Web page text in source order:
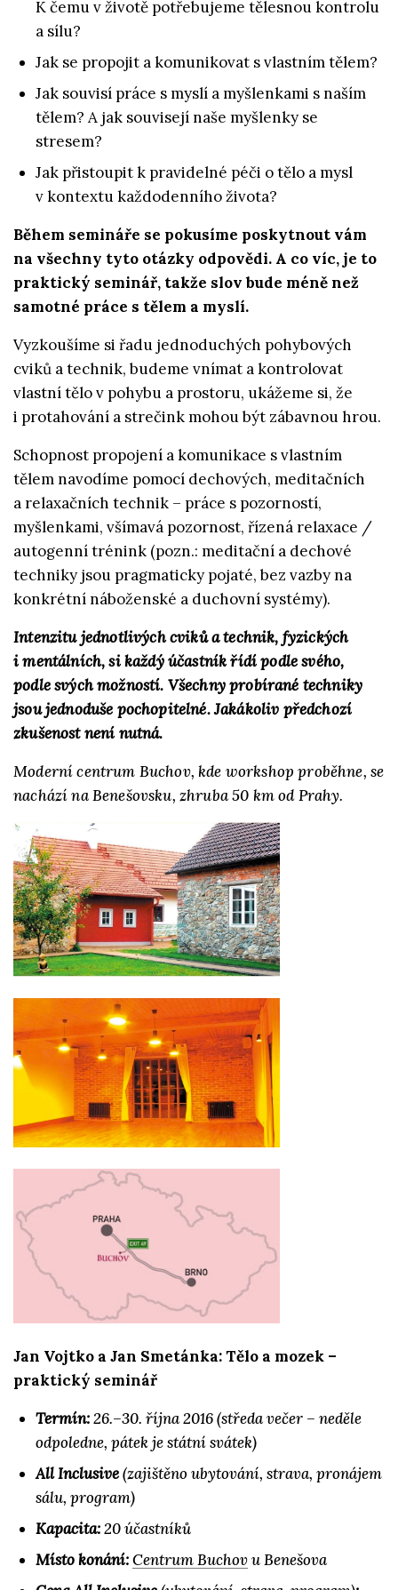
K čemu v životě potřebujeme tělesnou kontrolu
a sílu?
Jak se propojit a komunikovat s vlastním tělem?
Jak souvisí práce s myslí a myšlenkami s naším
tělem? A jak souvisejí naše myšlenky se
stresem?
Jak přistoupit k pravidelné péči o tělo a mysl
v kontextu každodenního života?
Během semináře se pokusíme poskytnout vám
na všechny tyto otázky odpovědi. A co víc, je to
praktický seminář, takže slov bude méně než
samotné práce s tělem a myslí.
Vyzkoušíme si řadu jednoduchých pohybových
cviků a technik, budeme vnímat a kontrolovat
vlastní tělo v pohybu a prostoru, ukážeme si, že
i protahování a strečink mohou být zábavnou hrou.
Schopnost propojení a komunikace s vlastním
tělem navodíme pomocí dechových, meditačních
a relaxačních technik – práce s pozorností,
myšlenkami, všímavá pozornost, řízená relaxace /
autogenní trénink (pozn.: meditační a dechové
techniky jsou pragmaticky pojaté, bez vazby na
konkrétní náboženské a duchovní systémy).
Intenzitu jednotlivých cviků a technik, fyzických
i mentálních, si každý účastník řídí podle svého,
podle svých možností. Všechny probírané techniky
jsou jednoduše pochopitelné. Jakákoliv předchozí
zkušenost není nutná.
Moderní centrum Buchov, kde workshop proběhne, se
nachází na Benešovsku, zhruba 50 km od Prahy.
Jan Vojtko a Jan Smetánka: Tělo a mozek –
praktický seminář
Termín:26.–30. října 2016 (středa večer – neděle
odpoledne, pátek je státní svátek)
All Inclusive(zajištěno ubytování, strava, pronájem
sálu, program)
Kapacita:20 účastníků
Místo konání:Centrum Buchovu Benešova